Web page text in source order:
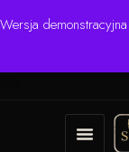
Wersja
Pon.–Pt.